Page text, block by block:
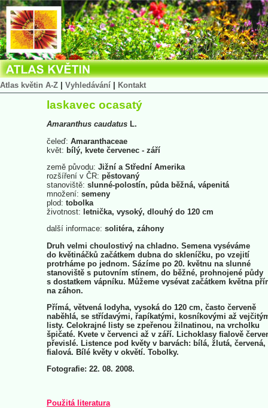
Atlas květin A-Z Vyhledávání Kontakt
laskavec ocasatý
Amaranthus caudatus L.
čeleď: Amaranthaceae
květ: bílý, kvete červenec - září
země původu: Jižní a Střední Amerika
rozšíření v ČR: pěstovaný
stanoviště: slunné-polostín, půda běžná, vápenitá
množení: semeny
plod: tobolka
životnost: letnička, vysoký, dlouhý do 120 cm
další informace: solitéra, záhony
Druh velmi choulostivý na chladno. Semena vyséváme
do květináčků začátkem dubna do skleníčku, po vzejití
protrháme po jednom. Sázíme po 20. květnu na slunné
stanoviště s putovním stínem, do běžné, prohnojené půdy
s dostatkem vápníku. Můžeme vysévat začátkem května
na záhon.
Přímá, větvená lodyha, vysoká do 120 cm, často červeně
naběhlá, se střídavými, řapíkatými, kosníkovými až
listy. Celokrajné listy se zpeřenou žilnatinou, na vrcholku
špičaté. Kvete v červenci až v září. Lichoklasy fialově
převislé. Listence pod květy v barvách: bílá, žlutá, červená,
fialová. Bílé květy v okvětí. Tobolky.
Fotografie: 22. 08. 2008.
Použitá literatura